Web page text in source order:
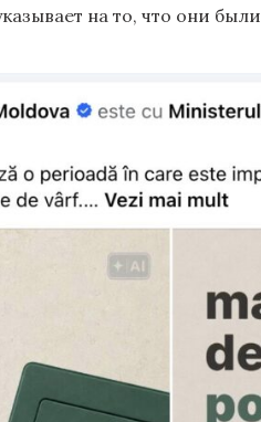
на то, что они